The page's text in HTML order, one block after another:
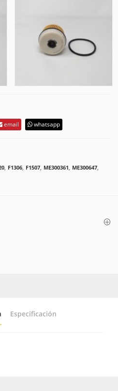
email whatsapp
F1306 F1507 ME300361 ME300647
Especificación